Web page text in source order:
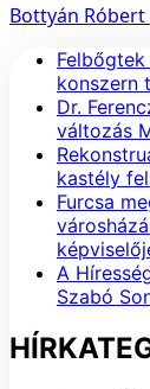
Bottyán Róbert
konszern
Dr.
változás
kastély
Furcsa
A
Szabó